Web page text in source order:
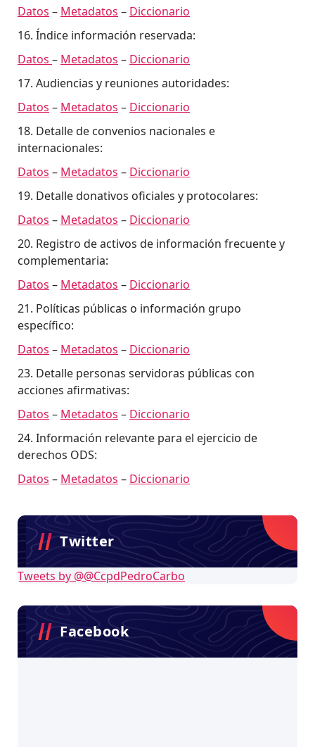
Datos – Metadatos – Diccionario
16. Índice información reservada:
Datos – Metadatos – Diccionario
17. Audiencias y reuniones autoridades:
Datos – Metadatos – Diccionario
18. Detalle de convenios nacionales e
internacionales:
Datos – Metadatos – Diccionario
19. Detalle donativos oficiales y protocolares:
Datos – Metadatos – Diccionario
20. Registro de activos de información frecuente y
complementaria:
Datos – Metadatos – Diccionario
21. Políticas públicas o información grupo
específico:
Datos – Metadatos – Diccionario
23. Detalle personas servidoras públicas con
acciones afirmativas:
Datos – Metadatos – Diccionario
24. Información relevante para el ejercicio de
derechos ODS:
Datos – Metadatos – Diccionario
Twitter
Tweets by @@CcpdPedroCarbo
Facebook